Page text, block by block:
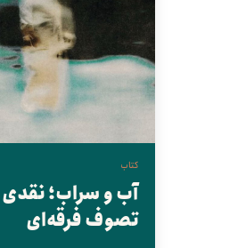
کتاب
آب و سراب؛ نقدی
تصوف فرقه‌ای